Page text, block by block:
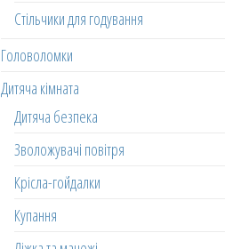
Стільчики для годування
Головоломки
Дитяча кімната
Дитяча безпека
Зволожувачі повітря
Крісла-гойдалки
Купання